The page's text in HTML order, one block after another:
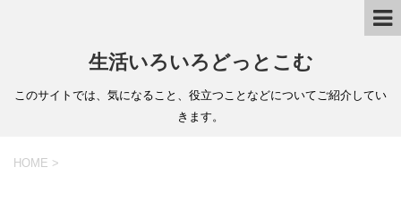
生活いろいろどっとこむ
このサイトでは、気になること、役立つことなどについてご紹介してい
きます。
HOME >